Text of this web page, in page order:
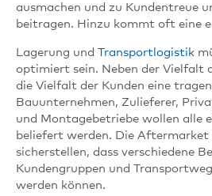
ausmachen und zu Kundentreue
beitragen. Hinzu kommt oft eine
Lagerung und Transportlogistik
optimiert sein. Neben der Vielfalt
die Vielfalt der Kunden eine
Bauunternehmen, Zulieferer,
und Montagebetriebe wollen alle
beliefert werden. Die Aftermarket
sicherstellen, dass verschiedene
Kundengruppen und
werden können.